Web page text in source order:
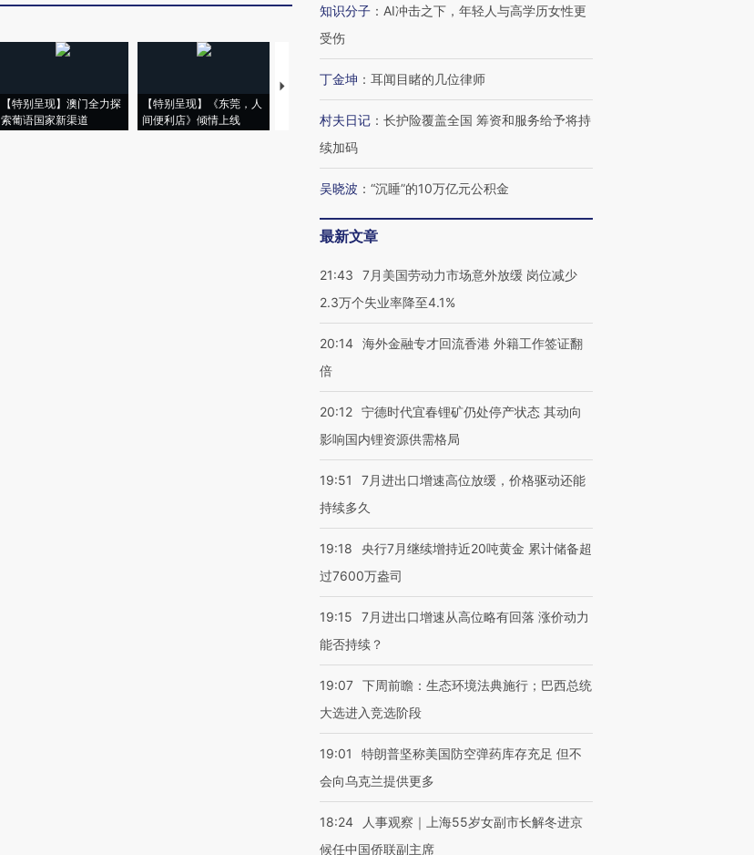
【特别呈现】澳门全力探
索葡语国家新渠道
【特别呈现】《东莞，人
间便利店》倾情上线
【推广】走进第四届链博
会，让数智科技“链”接产
【特别呈现】寻找100种
有意思的生活方式·第三对
CFO：不靠规模取胜，华
住三大增长引擎是什么？
知识分子 ： AI冲击之下，年轻人与高学历女性更
受伤
丁金坤 ： 耳闻目睹的几位律师
村夫日记 ： 长护险覆盖全国 筹资和服务给予将持
续加码
吴晓波 ： “沉睡”的10万亿元公积金
最新文章
21:43
7月美国劳动力市场意外放缓 岗位减少
2.3万个失业率降至4.1%
20:14 海外金融专才回流香港 外籍工作签证翻
倍
20:12 宁德时代宜春锂矿仍处停产状态 其动向
影响国内锂资源供需格局
19:51
7月进出口增速高位放缓，价格驱动还能
持续多久
19:18
央行7月继续增持近20吨黄金 累计储备超
过7600万盎司
19:15
7月进出口增速从高位略有回落 涨价动力
能否持续？
19:07 下周前瞻：生态环境法典施行；巴西总统
大选进入竞选阶段
19:01
特朗普坚称美国防空弹药库存充足 但不
会向乌克兰提供更多
18:24
人事观察｜上海55岁女副市长解冬进京
候任中国侨联副主席